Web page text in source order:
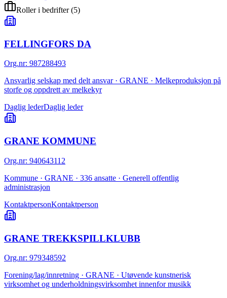
Roller i bedrifter(5)
FELLINGFORS DA
Org.nr: 987288493
Ansvarlig selskap med delt ansvar · GRANE · Melkeproduksjon på
storfe og oppdrett av melkekyr
Daglig lederDaglig leder
GRANE KOMMUNE
Org.nr: 940643112
Kommune · GRANE · 336 ansatte · Generell offentlig
administrasjon
KontaktpersonKontaktperson
GRANE TREKKSPILLKLUBB
Org.nr: 979348592
Forening/lag/innretning · GRANE · Utøvende kunstnerisk
virksomhet og underholdningsvirksomhet innenfor musikk